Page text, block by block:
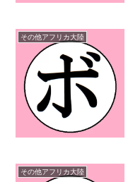
その他アフリカ大陸
その他アフリカ大陸